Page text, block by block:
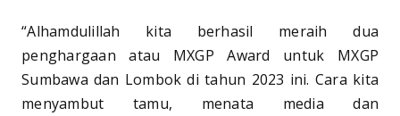
“Alhamdulillah kita berhasil meraih dua
penghargaan atau MXGP Award untuk MXGP
Sumbawa dan Lombok di tahun 2023 ini. Cara kita
menyambut tamu, menata media dan